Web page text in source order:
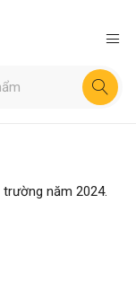
năm 2024.